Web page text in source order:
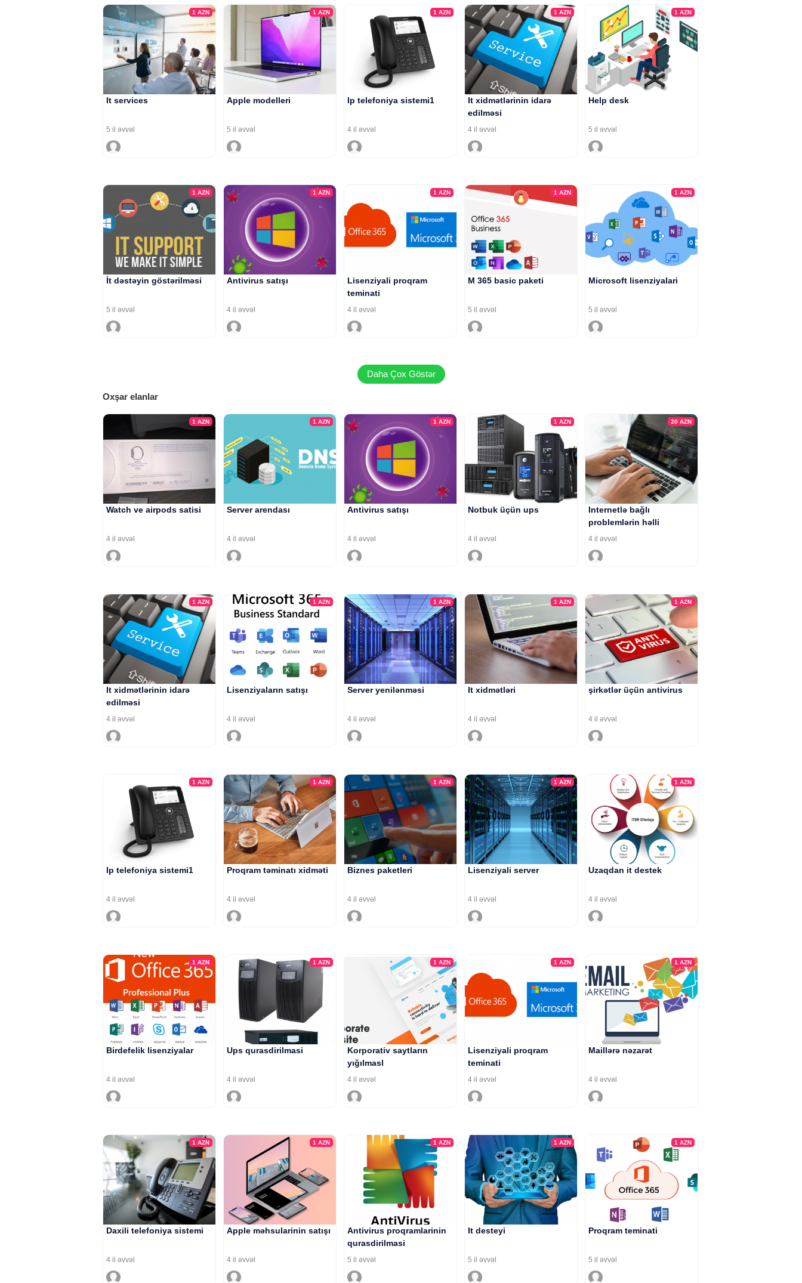
1 AZN
It services
5 il əvvəl
1 AZN
Apple modelleri
5 il əvvəl
1 AZN
Ip telefoniya sistemi1
4 il əvvəl
1 AZN
It xidmətlərinin idarə
edilməsi
4 il əvvəl
1 AZN
Help desk
5 il əvvəl
1 AZN
İt dəstəyin göstərilməsi
5 il əvvəl
1 AZN
Antivirus satışı
4 il əvvəl
1 AZN
Lisenziyali proqram
teminati
4 il əvvəl
1 AZN
M 365 basic paketi
5 il əvvəl
1 AZN
Microsoft lisenziyalari
5 il əvvəl
Daha Çox Göstər
Oxşar elanlar
1 AZN
Watch ve airpods satisi
4 il əvvəl
1 AZN
Server arendası
4 il əvvəl
1 AZN
Antivirus satışı
4 il əvvəl
1 AZN
Notbuk üçün ups
4 il əvvəl
20 AZN
Internetlə bağlı
problemlərin həlli
4 il əvvəl
1 AZN
It xidmətlərinin idarə
edilməsi
4 il əvvəl
1 AZN
Lisenziyaların satışı
4 il əvvəl
1 AZN
Server yenilənməsi
4 il əvvəl
1 AZN
It xidmətləri
4 il əvvəl
1 AZN
şirkətlər üçün antivirus
4 il əvvəl
1 AZN
Ip telefoniya sistemi1
4 il əvvəl
1 AZN
Proqram təminatı xidməti
4 il əvvəl
1 AZN
Biznes paketleri
4 il əvvəl
1 AZN
Lisenziyali server
4 il əvvəl
1 AZN
Uzaqdan it destek
4 il əvvəl
1 AZN
Birdefelik lisenziyalar
4 il əvvəl
1 AZN
Ups qurasdirilmasi
4 il əvvəl
1 AZN
Korporativ saytların
yığılmasl
4 il əvvəl
1 AZN
Lisenziyali proqram
teminati
4 il əvvəl
1 AZN
Maillərə nəzarət
4 il əvvəl
1 AZN
Daxili telefoniya sistemi
4 il əvvəl
1 AZN
Apple məhsularinin satışı
4 il əvvəl
1 AZN
Antivirus proqramlarinin
qurasdirilmasi
5 il əvvəl
1 AZN
It desteyi
5 il əvvəl
1 AZN
Proqram teminati
5 il əvvəl